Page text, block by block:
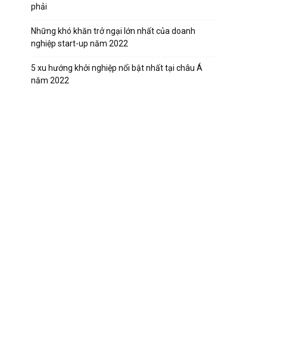
phải
Những khó khăn trở ngại lớn nhất của doanh
nghiệp start-up năm 2022
5 xu hướng khởi nghiệp nổi bật nhất tại châu Á
năm 2022